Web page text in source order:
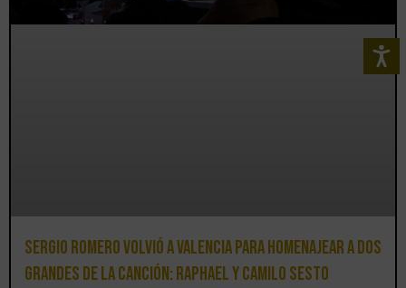
Sergio Romero volvió a Valencia para homenajear a dos
grandes de la canción: Raphael y Camilo Sesto